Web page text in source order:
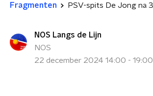
Fragmenten
NOS Langs de Lijn
NOS
22 december 2024 14:00 - 19:00